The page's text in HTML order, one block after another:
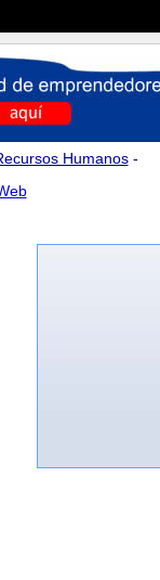
Humanos-